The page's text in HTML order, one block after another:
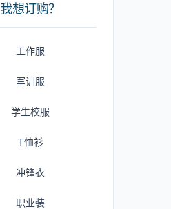
我想订购？
工作服
军训服
学生校服
T恤衫
冲锋衣
职业装